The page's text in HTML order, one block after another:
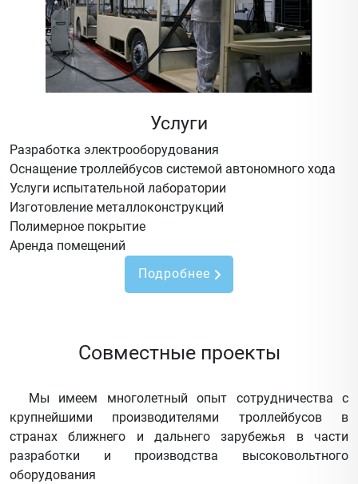
Услуги
Разработка электрооборудования
Оснащение троллейбусов системой автономного хода
Услуги испытательной лаборатории
Изготовление металлоконструкций
Полимерное покрытие
Аренда помещений
Подробнее
Совместные проекты
Мы имеем многолетный опыт сотрудничества с
крупнейшими производителями троллейбусов в
странах ближнего и дальнего зарубежья в части
разработки и производства высоковольтного
оборудования